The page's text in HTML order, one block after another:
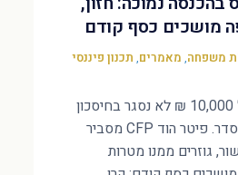
מושכים כסף קודם
משפחה, מאמרים, תכנון פיננסי
מינוס בהכנסה של 10,000 ₪ לא נסגר בחיסכון
שאין לכם, אלא בסדר. פיטר הוד CFP מסביר
גוזרים ממנו מטרות